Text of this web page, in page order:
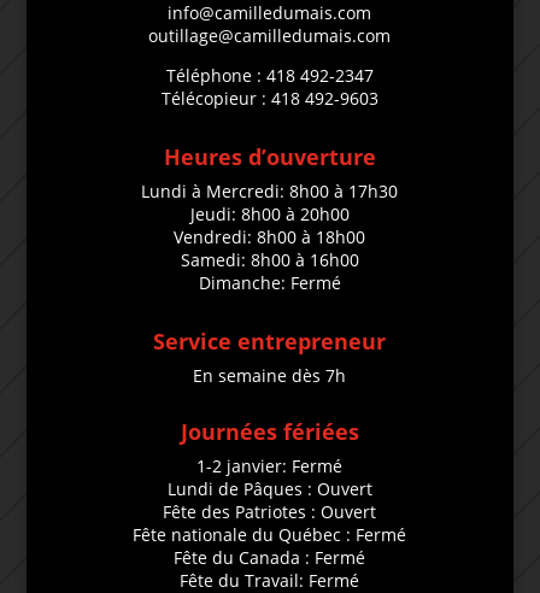
info@camilledumais.com
outillage@camilledumais.com
Téléphone : 418 492-2347
Télécopieur : 418 492-9603
Heures d’ouverture
Lundi à Mercredi: 8h00 à 17h30
Jeudi: 8h00 à 20h00
Vendredi: 8h00 à 18h00
Samedi: 8h00 à 16h00
Dimanche: Fermé
Service entrepreneur
En semaine dès 7h
Journées fériées
1-2 janvier: Fermé
Lundi de Pâques : Ouvert
Fête des Patriotes : Ouvert
Fête nationale du Québec : Fermé
Fête du Canada : Fermé
Fête du Travail: Fermé